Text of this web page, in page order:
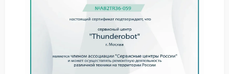
Возможные причины
неисправности
Специалисты сервиса выделяют несколько типовых
факторов, влияющих на зарядку устройства: